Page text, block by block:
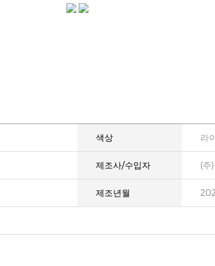
색상 라
제조사/수입자 (주
제조년월